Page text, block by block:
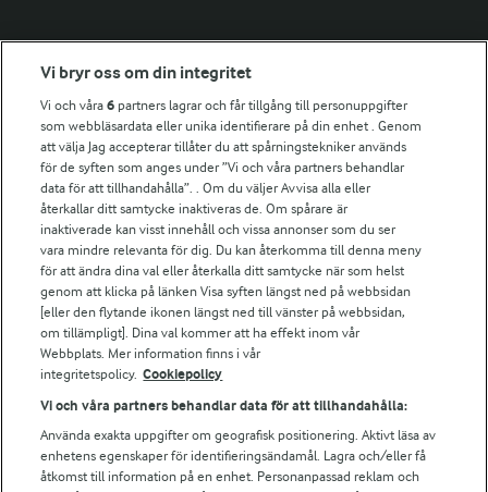
Fler Arlasajter
För ägare
Arlas kundportal
Arla.com
Falbygdens Ost
Arla webbshop
Bildbank
Följ oss
Vi bryr oss om din integritet
Vi och våra6 partners lagrar och får tillgång till personuppgifter
som webbläsardata eller unika identifierare på din enhet . Genom
att välja Jag accepterar tillåter du att spårningstekniker används
för de syften som anges under ”Vi och våra partners behandlar
data för att tillhandahålla”. . Om du väljer Avvisa alla eller
återkallar ditt samtycke inaktiveras de. Om spårare är
inaktiverade kan visst innehåll och vissa annonser som du ser
vara mindre relevanta för dig. Du kan återkomma till denna meny
för att ändra dina val eller återkalla ditt samtycke när som helst
genom att klicka på länken Visa syften längst ned på webbsidan
[eller den flytande ikonen längst ned till vänster på webbsidan,
om tillämpligt]. Dina val kommer att ha effekt inom vår
Webbplats. Mer information finns i vår
integritetspolicy. Cookiepolicy
Vi och våra partners behandlar data för att tillhandahålla:
Använda exakta uppgifter om geografisk positionering. Aktivt läsa av
enhetens egenskaper för identifieringsändamål. Lagra och/eller få
åtkomst till information på en enhet. Personanpassad reklam och